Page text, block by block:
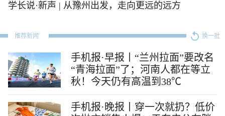
学长说·新声 | 从豫州出发，走向更远的远方
推荐新闻 换一批
手机报·早报丨“兰州拉面”要改名
“青海拉面”了；河南人都在等立
秋！今天仍有高温到38℃
手机报·晚报丨穿一次就扔？低价